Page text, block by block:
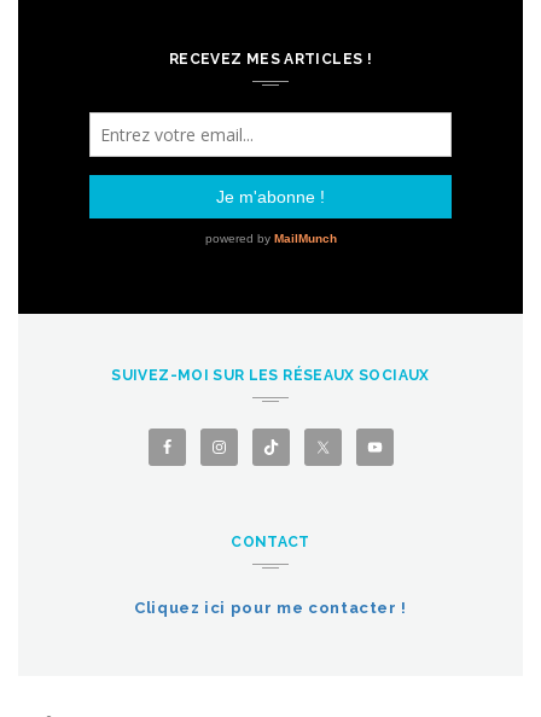
RECEVEZ MES ARTICLES !
SUIVEZ-MOI SUR LES RÉSEAUX SOCIAUX
CONTACT
Cliquez ici pour me contacter !